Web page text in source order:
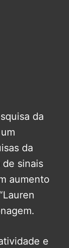
da
da
de sinais
aumento
e